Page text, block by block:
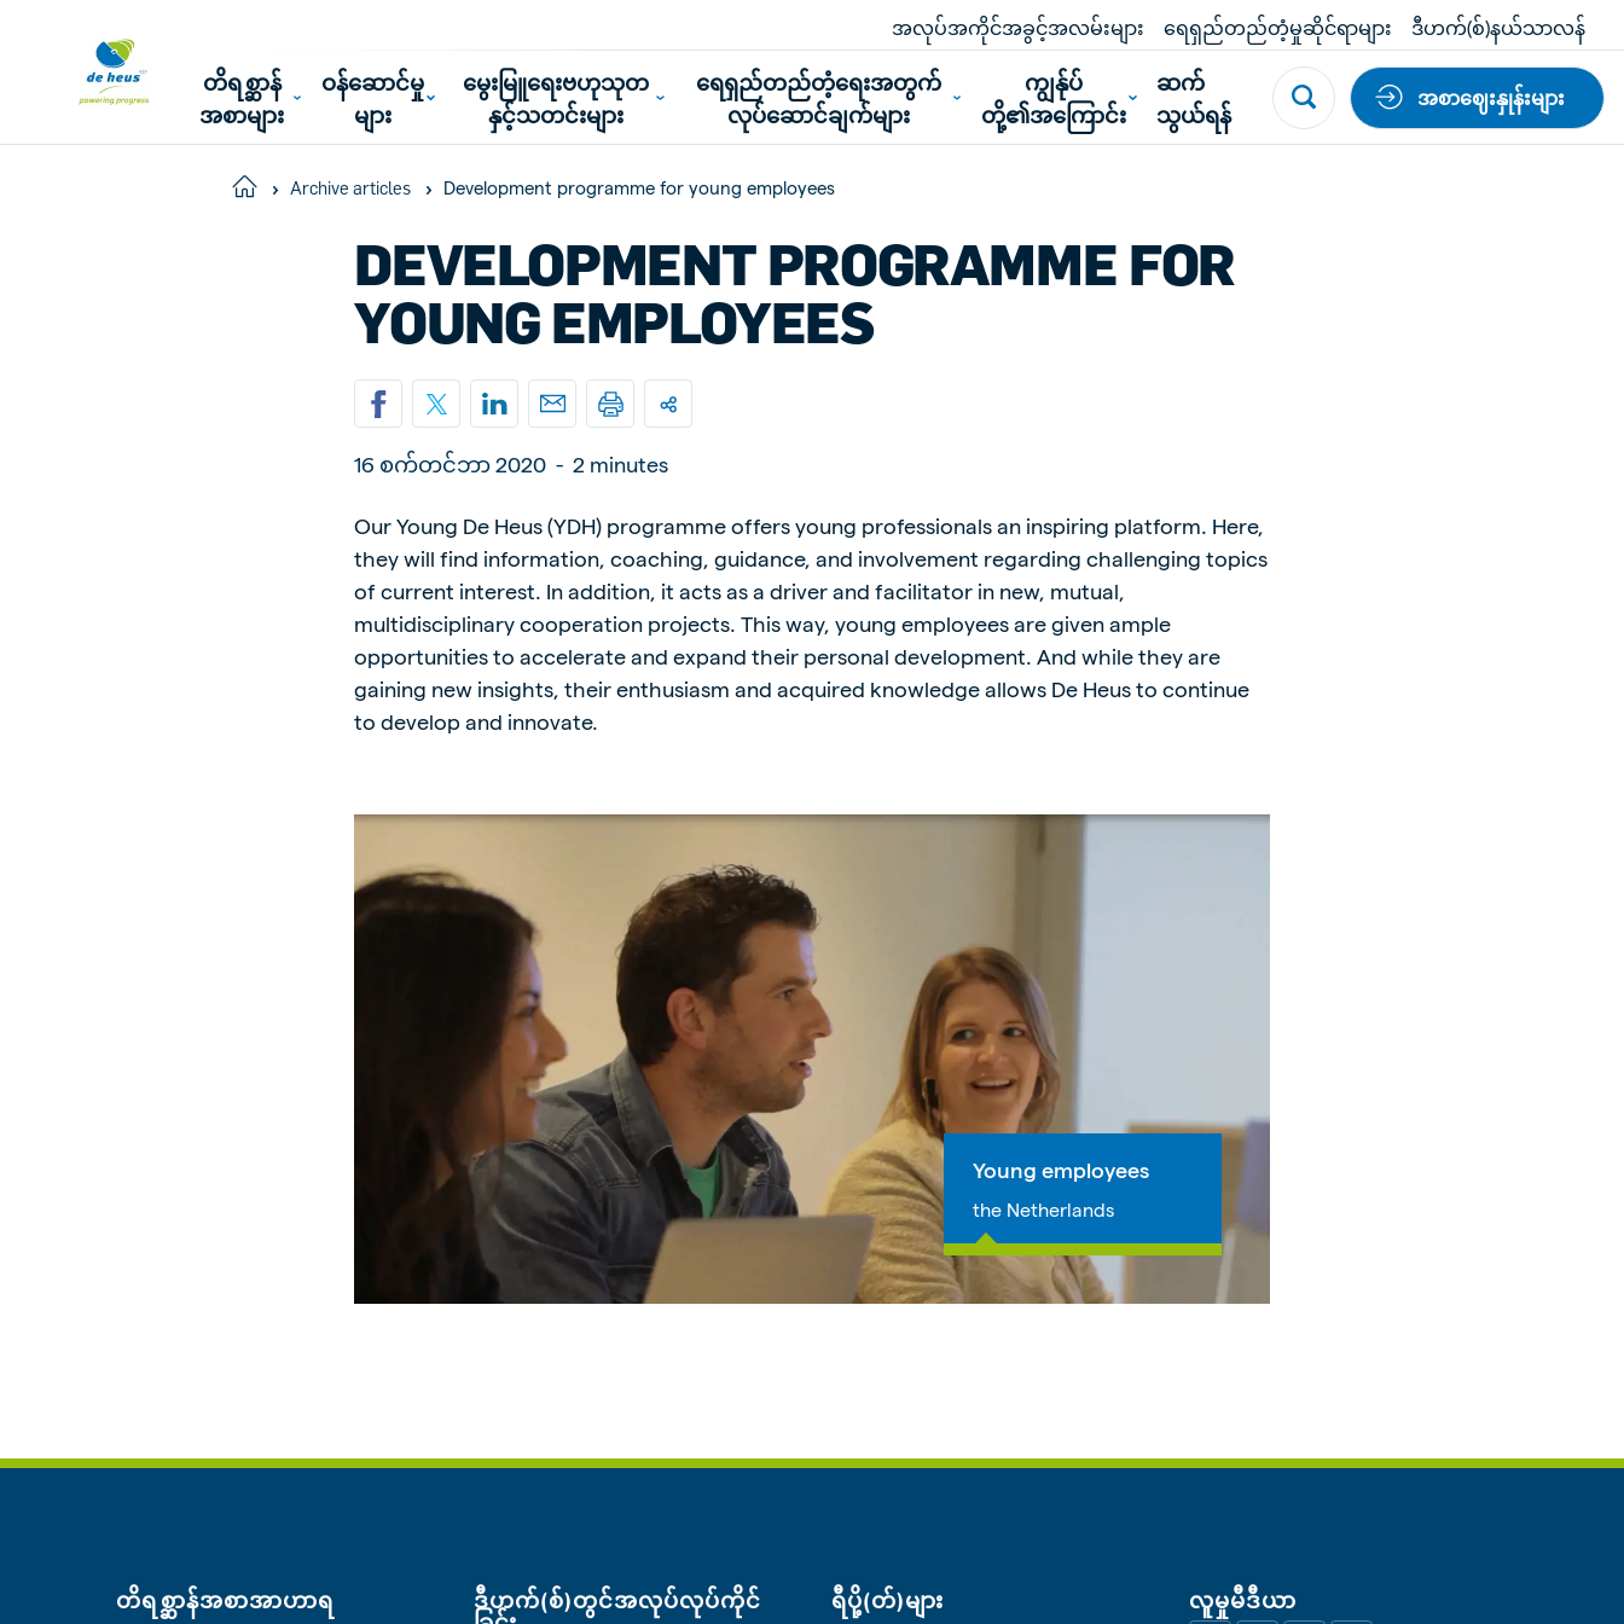
အလုပ်အကိုင်အခွင့်အလမ်းများ ရေရှည်တည်တံ့မှုဆိုင်ရာများ ဒီဟက်(စ်)နယ်သာလန်
တိရစ္ဆာန်
အစာများ
ဝန်ဆောင်မှု
များ
မွေးမြူရေးဗဟုသုတ
နှင့်သတင်းများ
ရေရှည်တည်တံ့ရေးအတွက်
လုပ်ဆောင်ချက်များ
ကျွန်ုပ်
တို့၏အကြောင်း
ဆက်
သွယ်ရန်
အစာဈေးနှုန်းများ
Home Archive articles Development programme for young employees
DEVELOPMENT PROGRAMME FOR
YOUNG EMPLOYEES
16 စက်တင်ဘာ 2020 - 2 minutes
Our Young De Heus (YDH) programme offers young professionals an inspiring platform. Here,
they will find information, coaching, guidance, and involvement regarding challenging topics
of current interest. In addition, it acts as a driver and facilitator in new, mutual,
multidisciplinary cooperation projects. This way, young employees are given ample
opportunities to accelerate and expand their personal development. And while they are
gaining new insights, their enthusiasm and acquired knowledge allows De Heus to continue
to develop and innovate.
Young employees
the Netherlands
တိရစ္ဆာန်အစာအာဟာရ
ဒီဟက်(စ်)တွင်အလုပ်လုပ်ကိုင်
ရီပို့(တ်)များ လူမှုမီဒီယာ